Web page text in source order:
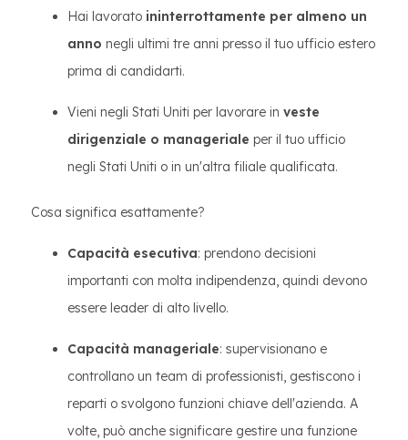
Hai lavorato ininterrottamente per almeno un
anno negli ultimi tre anni presso il tuo ufficio estero
prima di candidarti.
Vieni negli Stati Uniti per lavorare in veste
dirigenziale o manageriale per il tuo ufficio
negli Stati Uniti o in un'altra filiale qualificata.
Cosa significa esattamente?
Capacità esecutiva: prendono decisioni
importanti con molta indipendenza, quindi devono
essere leader di alto livello.
Capacità manageriale: supervisionano e
controllano un team di professionisti, gestiscono i
reparti o svolgono funzioni chiave dell'azienda. A
volte, può anche significare gestire una funzione